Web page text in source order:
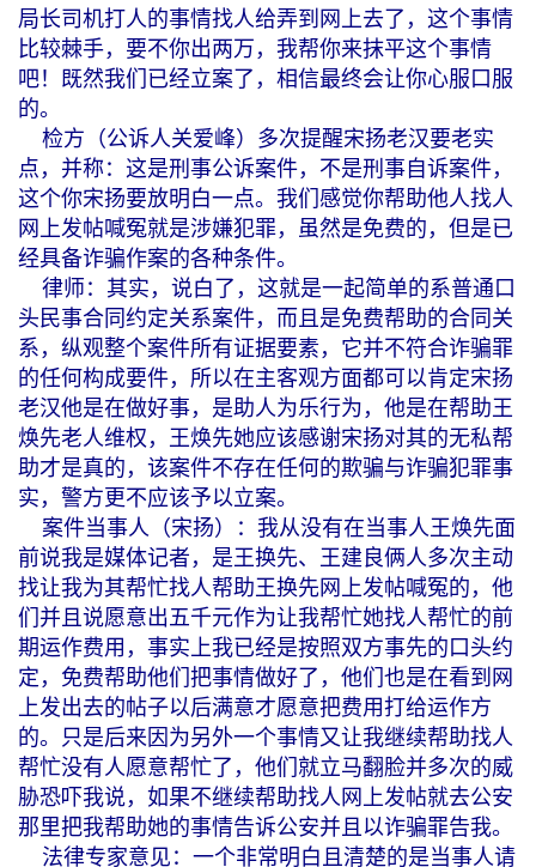
局长司机打人的事情找人给弄到网上去了，这个事情
比较棘手，要不你出两万，我帮你来抹平这个事情
吧！既然我们已经立案了，相信最终会让你心服口服
的。
检方（公诉人关爱峰）多次提醒宋扬老汉要老实
点，并称：这是刑事公诉案件，不是刑事自诉案件，
这个你宋扬要放明白一点。我们感觉你帮助他人找人
网上发帖喊冤就是涉嫌犯罪，虽然是免费的，但是已
经具备诈骗作案的各种条件。
律师：其实，说白了，这就是一起简单的系普通口
头民事合同约定关系案件，而且是免费帮助的合同关
系，纵观整个案件所有证据要素，它并不符合诈骗罪
的任何构成要件，所以在主客观方面都可以肯定宋扬
老汉他是在做好事，是助人为乐行为，他是在帮助王
焕先老人维权，王焕先她应该感谢宋扬对其的无私帮
助才是真的，该案件不存在任何的欺骗与诈骗犯罪事
实，警方更不应该予以立案。
案件当事人（宋扬）：我从没有在当事人王焕先面
前说我是媒体记者，是王换先、王建良俩人多次主动
找让我为其帮忙找人帮助王换先网上发帖喊冤的，他
们并且说愿意出五千元作为让我帮忙她找人帮忙的前
期运作费用，事实上我已经是按照双方事先的口头约
定，免费帮助他们把事情做好了，他们也是在看到网
上发出去的帖子以后满意才愿意把费用打给运作方
的。只是后来因为另外一个事情又让我继续帮助找人
帮忙没有人愿意帮忙了，他们就立马翻脸并多次的威
胁恐吓我说，如果不继续帮助找人网上发帖就去公安
那里把我帮助她的事情告诉公安并且以诈骗罪告我。
法律专家意见：一个非常明白且清楚的是当事人请